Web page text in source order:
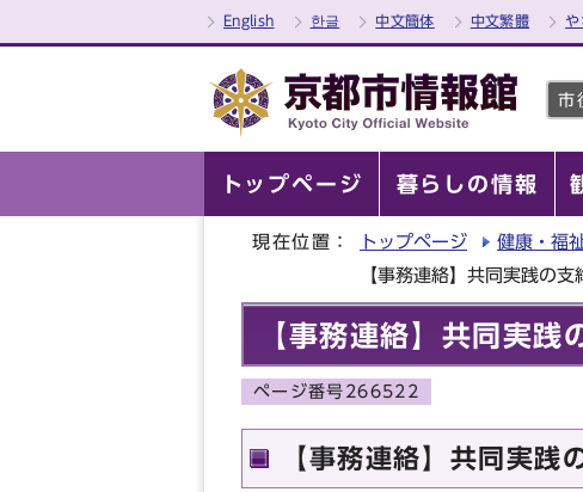
English 한글 中文簡体 中文繁體 や
市
トップページ 暮らしの情報
現在位置： トップページ 健康・福
【事務連絡】共同実践の
【事務連絡】共同実
ページ番号266522
【事務連絡】共同実践